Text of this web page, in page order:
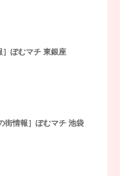
］ぽむマチ 東銀座
街情報］ぽむマチ 池袋